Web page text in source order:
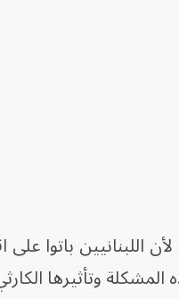
باتوا على
المشكلة وتأثيرها